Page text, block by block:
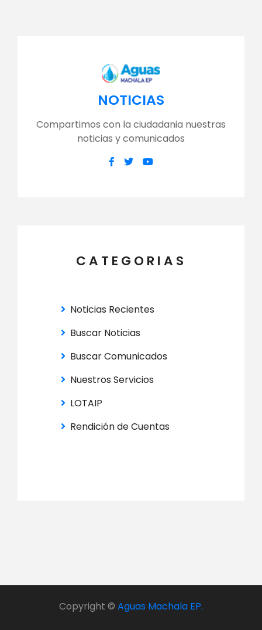
NOTICIAS
Compartimos con la ciudadania nuestras
noticias y comunicados
CATEGORIAS
Noticias Recientes
Buscar Noticias
Buscar Comunicados
Nuestros Servicios
LOTAIP
Rendición de Cuentas
Copyright © Aguas Machala EP.